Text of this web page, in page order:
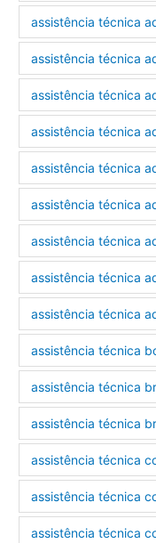
assistência técnica
assistência técnica
assistência técnica
assistência técnica
assistência técnica
assistência técnica
assistência técnica
assistência técnica
assistência técnica
assistência técnica
assistência técnica
assistência técnica
assistência técnica
assistência técnica
assistência técnica